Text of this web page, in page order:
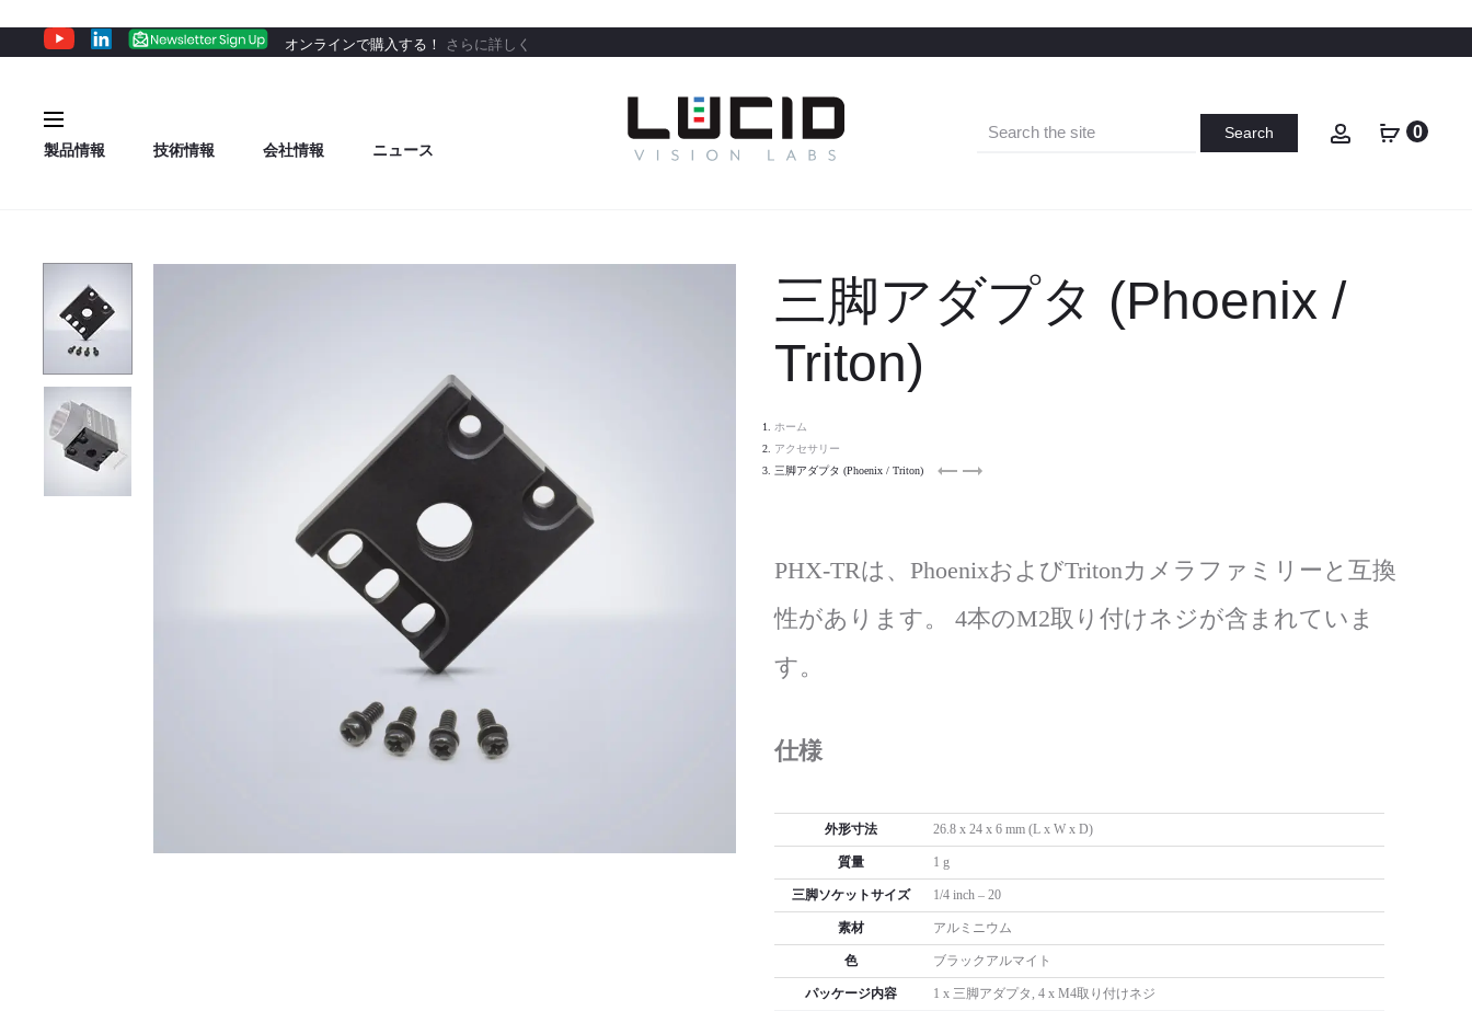
オンラインで購入する！ さらに詳しく
製品情報 技術情報 会社情報 ニュース
Search
Account0
三脚アダプタ (Phoenix /
Triton)
ホーム
アクセサリー
三脚アダプタ (Phoenix / Triton)
HeliosAtlas
PHX-TRは、PhoenixおよびTritonカメラファミリーと互換
性があります。 4本のM2取り付けネジが含まれていま
す。
仕様
外形寸法 26.8 x 24 x 6 mm (L x W x D)
質量 1 g
三脚ソケットサイズ 1/4 inch – 20
素材 アルミニウム
色 ブラックアルマイト
パッケージ内容 1 x 三脚アダプタ, 4 x M4取り付けネジ